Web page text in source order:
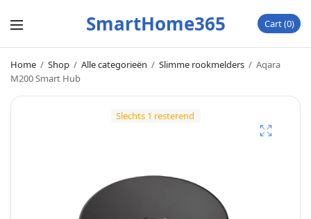
SmartHome365 Cart 0
Home / Shop / Alle categorieën / Slimme rookmelders / Aqara
M200 Smart Hub
Slechts 1 resterend